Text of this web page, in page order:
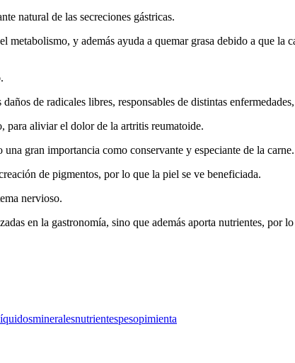
natural de las secreciones gástricas.
metabolismo, y además ayuda a quemar grasa debido a que
de radicales libres, responsables de distintas
para aliviar el dolor de la artritis reumatoide.
gran importancia como conservante y especiante de la carne.
de pigmentos, por lo que la piel se ve beneficiada.
nervioso.
en la gastronomía, sino que además aporta nutrientes, por
mineralesnutrientespesopimienta